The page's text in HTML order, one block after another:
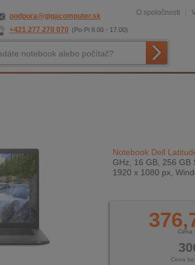
podpora@gigacomputer.sk
+421 277 270 070 (Po-Pi 9.00 - 17.00)
O spoločnosti
Notebook Dell
GHz, 16 GB, 256 GB
1920 x 1080 px,
Cena
Cena